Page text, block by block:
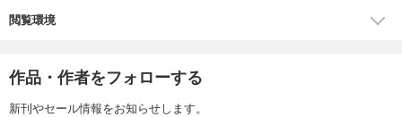
閲覧環境
作品・作者をフォローする
新刊やセール情報をお知らせします。